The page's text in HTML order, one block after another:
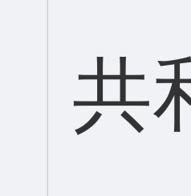
共